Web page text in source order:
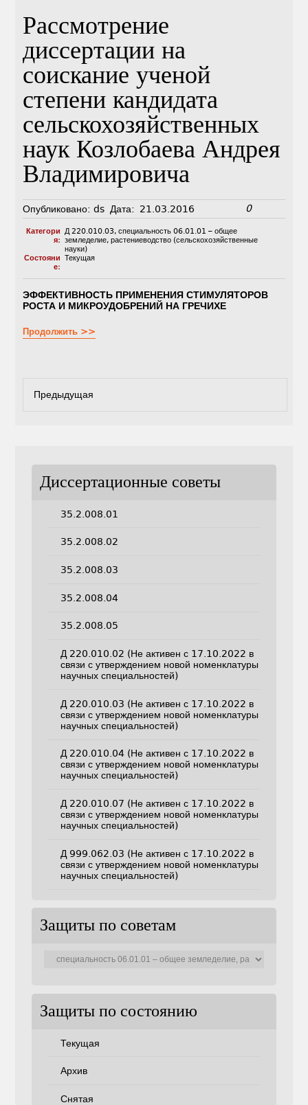
Рассмотрение
диссертации на
соискание ученой
степени кандидата
сельскохозяйственных
наук Козлобаева Андрея
Владимировича
Опубликовано: ds Дата: 21.03.2016 0
Категори
я:
Д 220.010.03, специальность 06.01.01 – общее
земледелие, растениеводство (сельскохозяйственные
науки)
Состояни
е:
Текущая
ЭФФЕКТИВНОСТЬ ПРИМЕНЕНИЯ СТИМУЛЯТОРОВ
РОСТА И МИКРОУДОБРЕНИЙ НА ГРЕЧИХЕ
Продолжить >>
Предыдущая
Диссертационные советы
35.2.008.01
35.2.008.02
35.2.008.03
35.2.008.04
35.2.008.05
Д 220.010.02 (Не активен с 17.10.2022 в
связи с утверждением новой номенклатуры
научных специальностей)
Д 220.010.03 (Не активен с 17.10.2022 в
связи с утверждением новой номенклатуры
научных специальностей)
Д 220.010.04 (Не активен с 17.10.2022 в
связи с утверждением новой номенклатуры
научных специальностей)
Д 220.010.07 (Не активен с 17.10.2022 в
связи с утверждением новой номенклатуры
научных специальностей)
Д 999.062.03 (Не активен с 17.10.2022 в
связи с утверждением новой номенклатуры
научных специальностей)
Защиты по советам
Защиты по состоянию
Текущая
Архив
Снятая